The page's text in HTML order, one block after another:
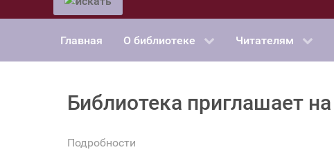
сайту
Главная О библиотеке Читателям
Библиотека приглашает
Подробности